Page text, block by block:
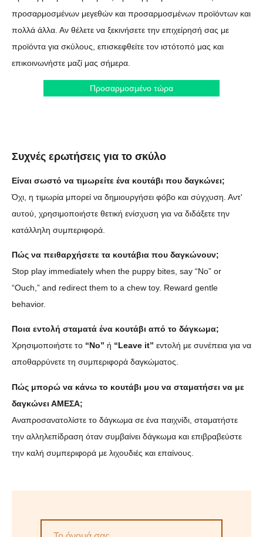
προσαρμοσμένων μεγεθών και προσαρμοσμένων προϊόντων και
πολλά άλλα. Αν θέλετε να ξεκινήσετε την επιχείρησή σας με
προϊόντα για σκύλους, επισκεφθείτε τον ιστότοπό μας και
επικοινωνήστε μαζί μας σήμερα.
Προσαρμοσμένο τώρα
Συχνές ερωτήσεις για το σκύλο
Είναι σωστό να τιμωρείτε ένα κουτάβι που δαγκώνει;
Όχι, η τιμωρία μπορεί να δημιουργήσει φόβο και σύγχυση. Αντ'
αυτού, χρησιμοποιήστε θετική ενίσχυση για να διδάξετε την
κατάλληλη συμπεριφορά.
Πώς να πειθαρχήσετε τα κουτάβια που δαγκώνουν;
Stop play immediately when the puppy bites, say “No” or
“Ouch,” and redirect them to a chew toy. Reward gentle
behavior.
Ποια εντολή σταματά ένα κουτάβι από το δάγκωμα;
Χρησιμοποιήστε το “No” ή “Leave it” εντολή με συνέπεια για να
αποθαρρύνετε τη συμπεριφορά δαγκώματος.
Πώς μπορώ να κάνω το κουτάβι μου να σταματήσει να με
δαγκώνει ΑΜΕΣΑ;
Αναπροσανατολίστε το δάγκωμα σε ένα παιχνίδι, σταματήστε
την αλληλεπίδραση όταν συμβαίνει δάγκωμα και επιβραβεύστε
την καλή συμπεριφορά με λιχουδιές και επαίνους.